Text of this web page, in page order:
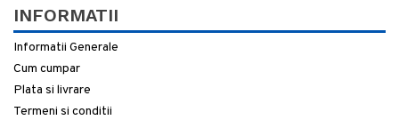
INFORMATII
Informatii Generale
Cum cumpar
Plata si livrare
Termeni si conditii